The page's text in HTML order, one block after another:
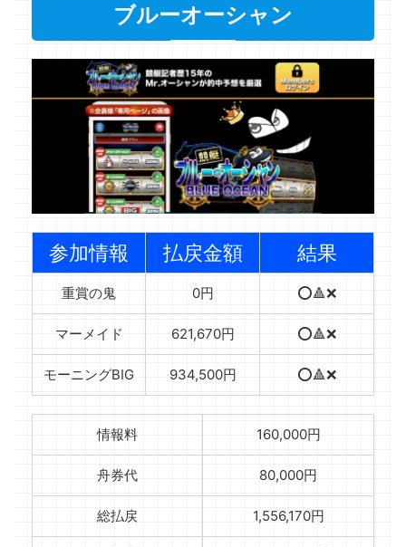
ブルーオーシャン
参加情報 払戻金額 結果
重賞の鬼 0円 ⭕️🔺❌
マーメイド 621,670円 ⭕️🔺❌
モーニングBIG 934,500円 ⭕️🔺❌
情報料 160,000円
舟券代 80,000円
総払戻 1,556,170円